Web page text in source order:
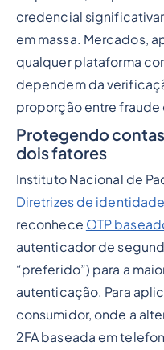
credencial
em massa. Mercados,
qualquer plataforma
dependem da
proporção entre fraude
Protegendo
dois fatores
Instituto Nacional de
Diretrizes de
reconhece OTP
autenticador de
“preferido”) para a
autenticação. Para
consumidor, onde a
2FA baseada em